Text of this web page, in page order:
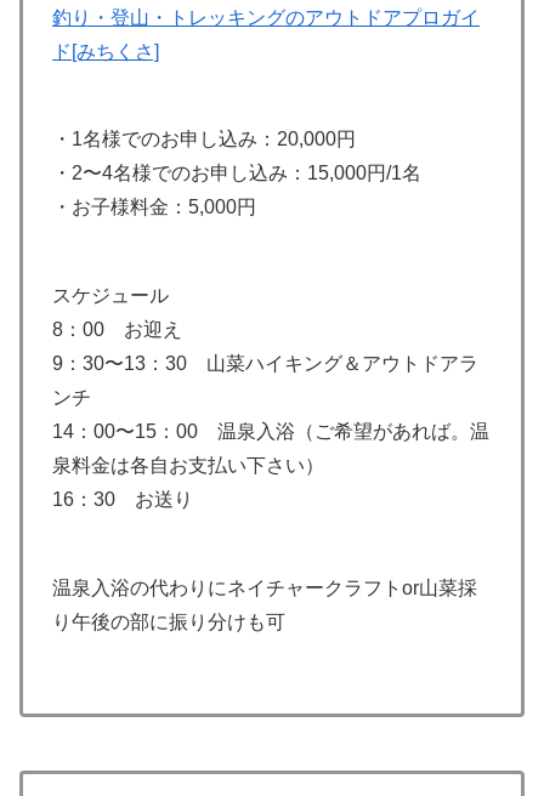
釣り・登山・トレッキングのアウトドアプロガイ
ド[みちくさ]
・1名様でのお申し込み：20,000円
・2〜4名様でのお申し込み：15,000円/1名
・お子様料金：5,000円
スケジュール
8：00 お迎え
9：30〜13：30 山菜ハイキング＆アウトドアラ
ンチ
14：00〜15：00 温泉入浴（ご希望があれば。温
泉料金は各自お支払い下さい）
16：30 お送り
温泉入浴の代わりにネイチャークラフトor山菜採
り午後の部に振り分けも可